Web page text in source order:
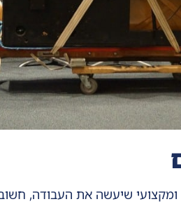
ומקצועי שיעשה את העבודה,